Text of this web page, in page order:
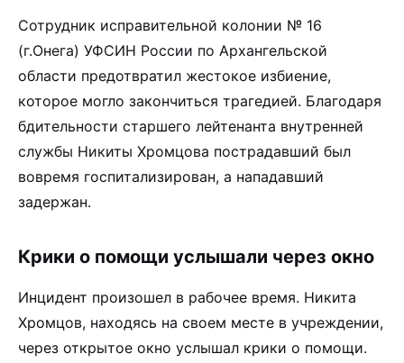
Сотрудник исправительной колонии № 16
(г.Онега) УФСИН России по Архангельской
области предотвратил жестокое избиение,
которое могло закончиться трагедией. Благодаря
бдительности старшего лейтенанта внутренней
службы Никиты Хромцова пострадавший был
вовремя госпитализирован, а нападавший
задержан.
Крики о помощи услышали через окно
Инцидент произошел в рабочее время. Никита
Хромцов, находясь на своем месте в учреждении,
через открытое окно услышал крики о помощи.